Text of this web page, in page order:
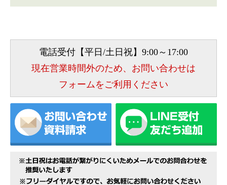
電話受付【平日/土日祝】9:00～17:00
現在営業時間外のため、お問い合わせは
フォームをご利用ください